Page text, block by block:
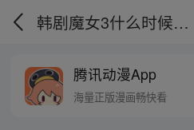
韩剧魔女3什么时候上映
腾讯动漫App
海量正版漫画畅快看